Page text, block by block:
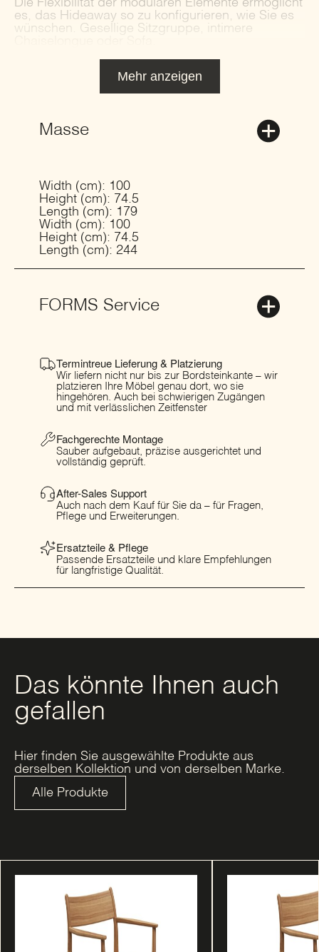
Die Flexibilität der modularen Elemente ermöglicht
es, das Hideaway so zu konfigurieren, wie Sie es
wünschen. Gesellige Sitzgruppe, intimere
Mehr anzeigen
Masse
Width (cm): 100
Height (cm): 74.5
Length (cm): 179
Width (cm): 100
Height (cm): 74.5
Length (cm): 244
FORMS Service
Termintreue Lieferung & Platzierung
Wir liefern nicht nur bis zur Bordsteinkante – wir
platzieren Ihre Möbel genau dort, wo sie
hingehören. Auch bei schwierigen Zugängen
und mit verlässlichen Zeitfenster
Fachgerechte Montage
Sauber aufgebaut, präzise ausgerichtet und
vollständig geprüft.
After-Sales Support
Auch nach dem Kauf für Sie da – für Fragen,
Pflege und Erweiterungen.
Ersatzteile & Pflege
Passende Ersatzteile und klare Empfehlungen
für langfristige Qualität.
Das könnte Ihnen auch
gefallen
Hier finden Sie ausgewählte Produkte aus
derselben Kollektion und von derselben Marke.
Alle Produkte